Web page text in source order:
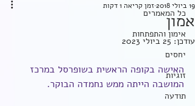
כל המאמרים
אימון והתפתחות
יחסים
זוגיות
תודעה
אמון
19 ביולי 2018 זמן קריאה 1 דקות
עודכן: 25 ביולי 2023
האישה בקופה הראשית בשופרסל במרכז
המושבה הייתה ממש נחמדה הבוקר.